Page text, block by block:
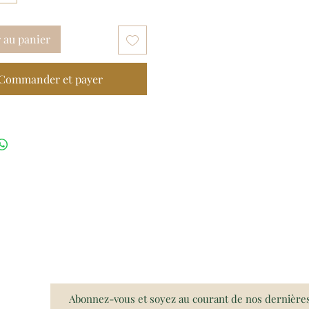
panier
et payer
Abonnez-vous et soyez au courant de nos